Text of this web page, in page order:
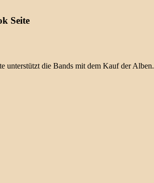
Seite
unterstützt die Bands mit dem Kauf der Alben.